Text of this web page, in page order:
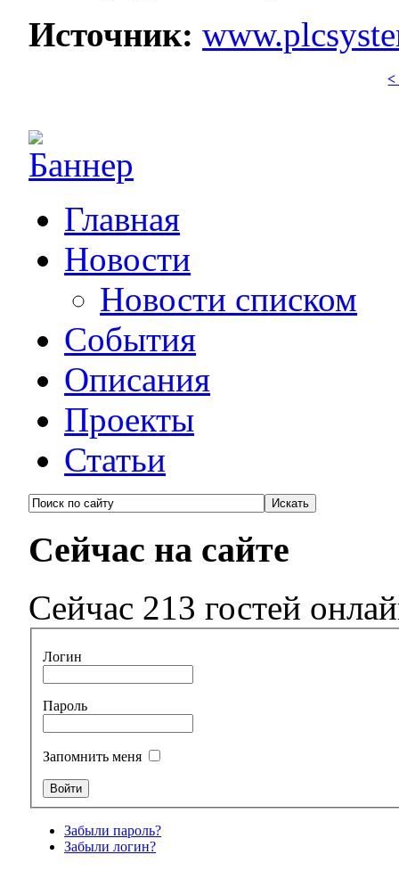
Источник:
Главная
Новости
Новости списком
События
Описания
Проекты
Статьи
Сейчас на сайте
Сейчас 213 гостей
Логин
Пароль
Запомнить меня
Забыли пароль?
Забыли логин?